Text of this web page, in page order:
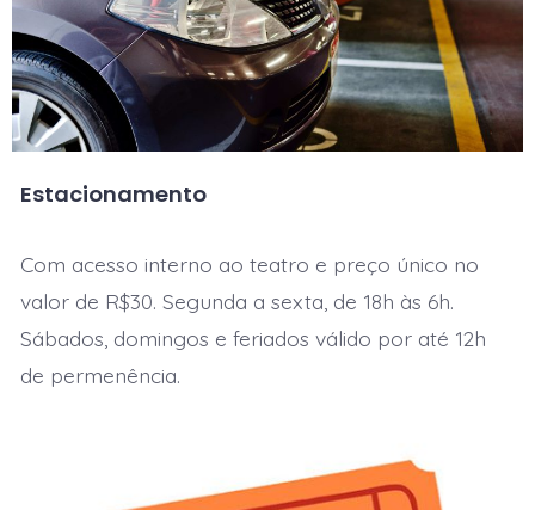
Estacionamento
Com acesso interno ao teatro e preço único no
valor de R$30. Segunda a sexta, de 18h às 6h.
Sábados, domingos e feriados válido por até 12h
de permenência.